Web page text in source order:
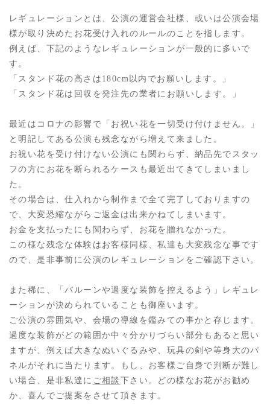
レギュレーションとは、公演の運営会社様、或いは公演会場
様が取り決めたお花受け入れのルールのことを指します。
例えば、下記のようなレギュレーションが一般的に多いで
す。
「スタンド花の高さは180cm以内でお願いします。」
「スタンド花は回収を発注先の業者にお願いします。」
最近はコロナの影響で「お祝い花を一切受け付けません。」
と明記してある公演も残念ながら増えて来ました。
お祝い花を受け付けない公演にも関わらず、納品先でスタッ
フの方にお花を断られるケースも最近出てきてしまいまし
た。
その場合は、仕入れから制作まで全て完了しておりますの
で、大変恐縮ながらご返金は出来かねてしまいます。
お金を支払ったにも関わらず、お花を贈れなかった。
この様な残念な体験はお客様同様、私達も大変残念な事です
ので、是非事前に公演のレギュレーションをご確認下さい。
また稀に、「バルーンや過度な装飾を控えるよう」レギュレ
ーションが決められていることも御座います。
ご公演の雰囲気や、会場の導線を鑑みての事かと存じます。
過度な装飾がどの範囲か中々分かりづらい部分もあると思い
ますが、例えば大きなぬいぐるみや、玩具の剣や等身大のパ
ネルがそれに当たります。もし、お客様ご自身で判断が難し
い場合、是非私達に ご相談 下さい。どの様なお花がお勧め
か、喜んでご提案をさせて頂きます。